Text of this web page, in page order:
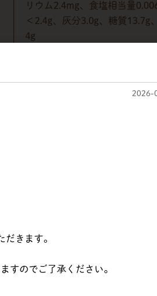
リウム2.4mg、食塩相当量
＜2.4g、灰分3.0g、糖質13.7g
4g
（9,500円×
2026-
きます。
すのでご了承ください。